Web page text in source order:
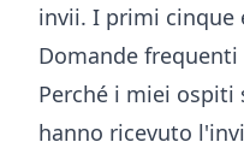
invii. I primi cinque
Domande frequenti
Perché i miei ospiti
hanno ricevuto